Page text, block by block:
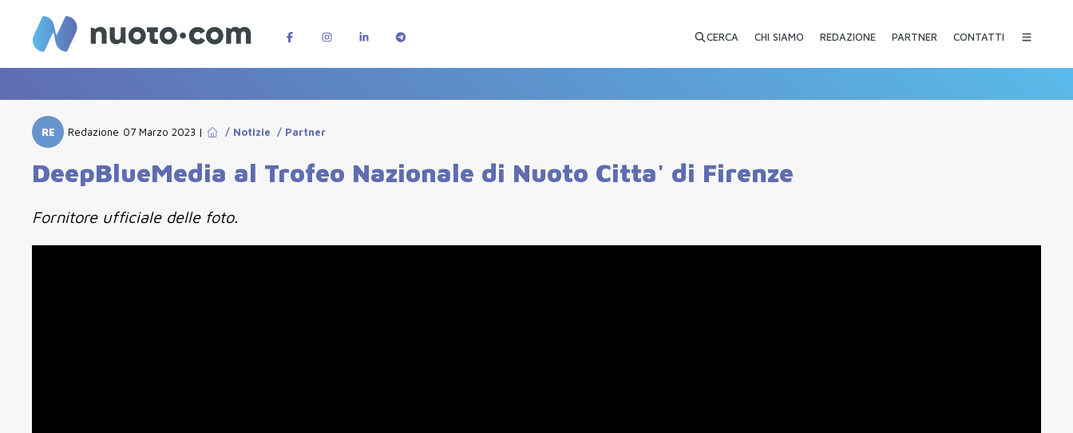
CERCA CHI SIAMO REDAZIONE PARTNER CONTATTI
RE Redazione 07 Marzo 2023 | / Notizie / Partner
DeepBlueMedia al Trofeo Nazionale di Nuoto Citta' di Firenze
Fornitore ufficiale delle foto.